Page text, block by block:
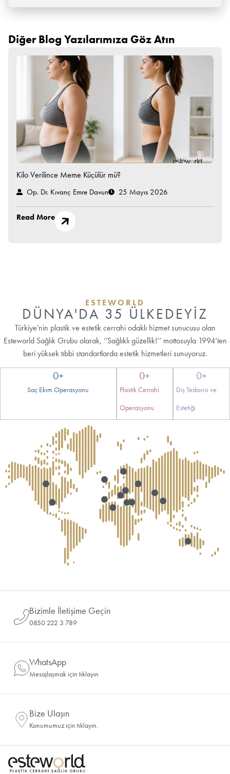
Diğer Blog Yazılarımıza Göz Atın
Kilo Verilince Meme Küçülür mü?
Op. Dr. Kıvanç Emre Davun 25 Mayıs 2026
Read More
ESTEWORLD
DÜNYA'DA 35 ÜLKEDEYİZ
Türkiye’nin plastik ve estetik cerrahi odaklı hizmet sunucusu olan
Esteworld Sağlık Grubu olarak, ‘’Sağlıklı güzellik!’’ mottosuyla 1994’ten
beri yüksek tıbbi standartlarda estetik hizmetleri sunuyoruz.
Saç Ekim Operasyonu
0+
Plastik Cerrahi
Operasyonu
0+
Diş Tedavisi ve
Estetiği
0+
Bizimle İletişime Geçin
0850 222 3 789
WhatsApp
Mesajlaşmak için tıklayın
Bize Ulaşın
Konumumuz için tıklayın.